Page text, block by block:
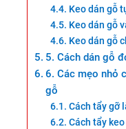
Keo dán gỗ
Keo dán gỗ
Keo dán gỗ
5. Cách dán gỗ
6. Các mẹo nhỏ
gỗ
Cách tẩy gỡ
Cách tẩy